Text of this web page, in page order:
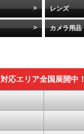
レンズ
カメラ用品
対応エリア全国展開中！